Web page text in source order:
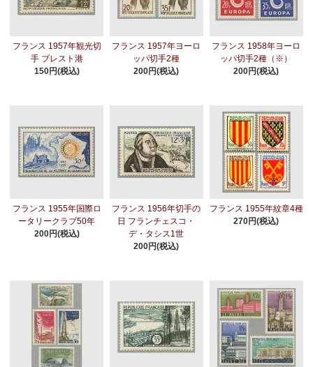
フランス 1957年観光切
手 ブレスト港
150円(税込)
フランス 1957年ヨーロ
ッパ切手2種
200円(税込)
フランス 1958年ヨーロ
ッパ切手2種（※）
200円(税込)
フランス 1955年国際ロ
ータリークラブ50年
200円(税込)
フランス 1956年切手の
日 フランチェスコ・
デ・タシス1世
200円(税込)
フランス 1955年紋章4種
270円(税込)